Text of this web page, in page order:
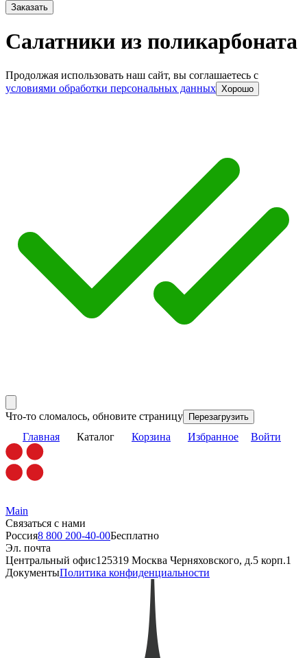
Заказать
Салатники из поликарбоната
Продолжая использовать наш сайт, вы соглашаетесь c
условиями обработки персональных данных Хорошо
Что-то сломалось, обновите страницу Перезагрузить
Главная Каталог Корзина Избранное Войти
Main
Связаться с нами
Россия8 800 200-40-00Бесплатно
Эл. почта
Центральный офис125319 Москва Черняховского, д.5 корп.1
ДокументыПолитика конфиденциальности